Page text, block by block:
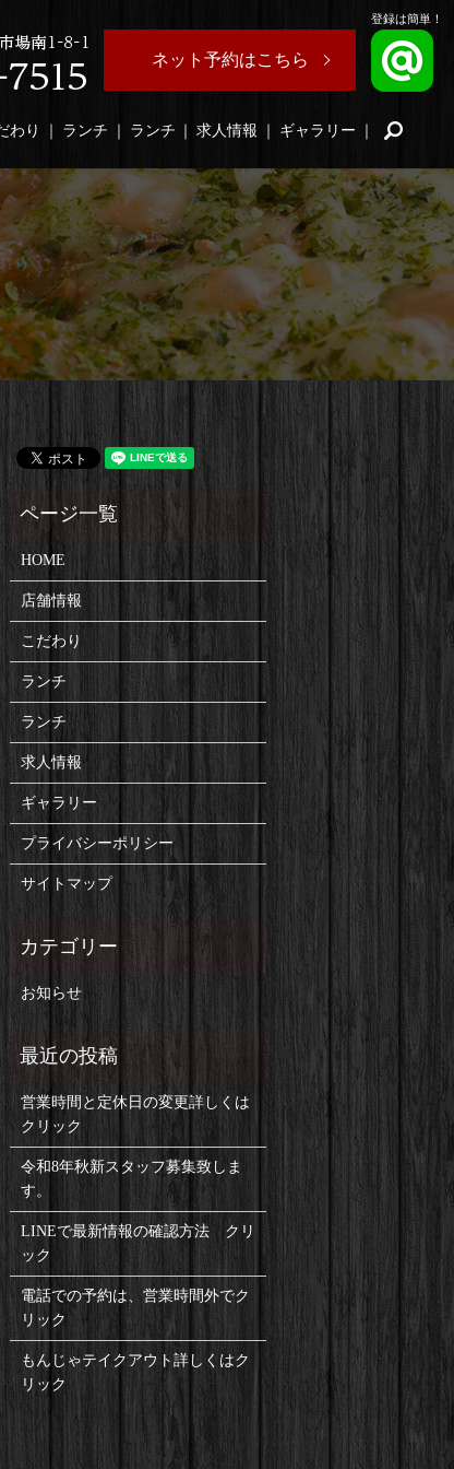
ネット予約はこちら
登録は簡単！
わり ランチ ランチ 求人情報 ギャラリー
HOME
店舗情報
こだわり
ランチ
ランチ
求人情報
ギャラリー
プライバシーポリシー
サイトマップ
お知らせ
営業時間と定休日の変更詳しくは
クリック
令和8年秋新スタッフ募集致しま
す。
LINEで最新情報の確認方法 クリ
ック
電話での予約は、営業時間外でク
リック
もんじゃテイクアウト詳しくはク
リック